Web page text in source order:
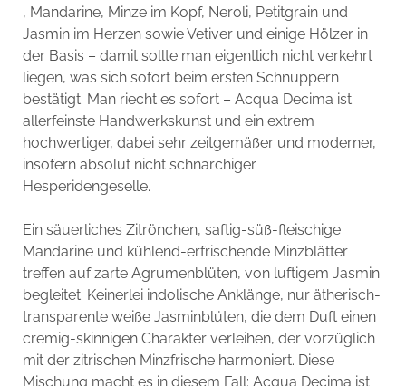
, Mandarine, Minze im Kopf, Neroli, Petitgrain und
Jasmin im Herzen sowie Vetiver und einige Hölzer in
der Basis – damit sollte man eigentlich nicht verkehrt
liegen, was sich sofort beim ersten Schnuppern
bestätigt. Man riecht es sofort – Acqua Decima ist
allerfeinste Handwerkskunst und ein extrem
hochwertiger, dabei sehr zeitgemäßer und moderner,
insofern absolut nicht schnarchiger
Hesperidengeselle.
Ein säuerliches Zitrönchen, saftig-süß-fleischige
Mandarine und kühlend-erfrischende Minzblätter
treffen auf zarte Agrumenblüten, von luftigem Jasmin
begleitet. Keinerlei indolische Anklänge, nur ätherisch-
transparente weiße Jasminblüten, die dem Duft einen
cremig-skinnigen Charakter verleihen, der vorzüglich
mit der zitrischen Minzfrische harmoniert. Diese
Mischung macht es in diesem Fall: Acqua Decima ist